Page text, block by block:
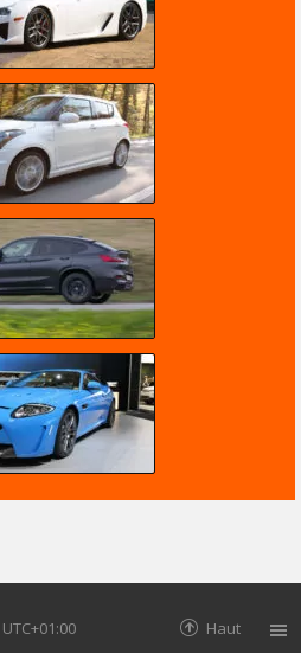
UTC+01:00 Haut